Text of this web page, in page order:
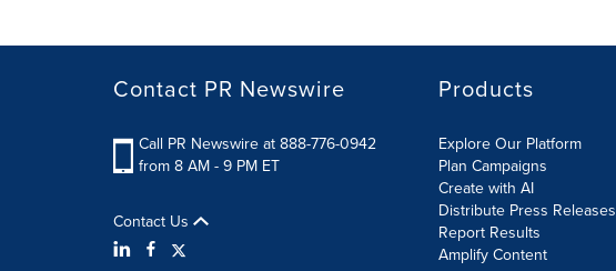
Contact PR Newswire
Call PR Newswire at 888-776-0942
from 8 AM - 9 PM ET
Contact Us
Products
Explore Our Platform
Plan Campaigns
Create with AI
Distribute Press Releases
Report Results
Amplify Content